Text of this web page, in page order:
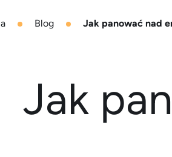
Blog Jak panować nad
Jak